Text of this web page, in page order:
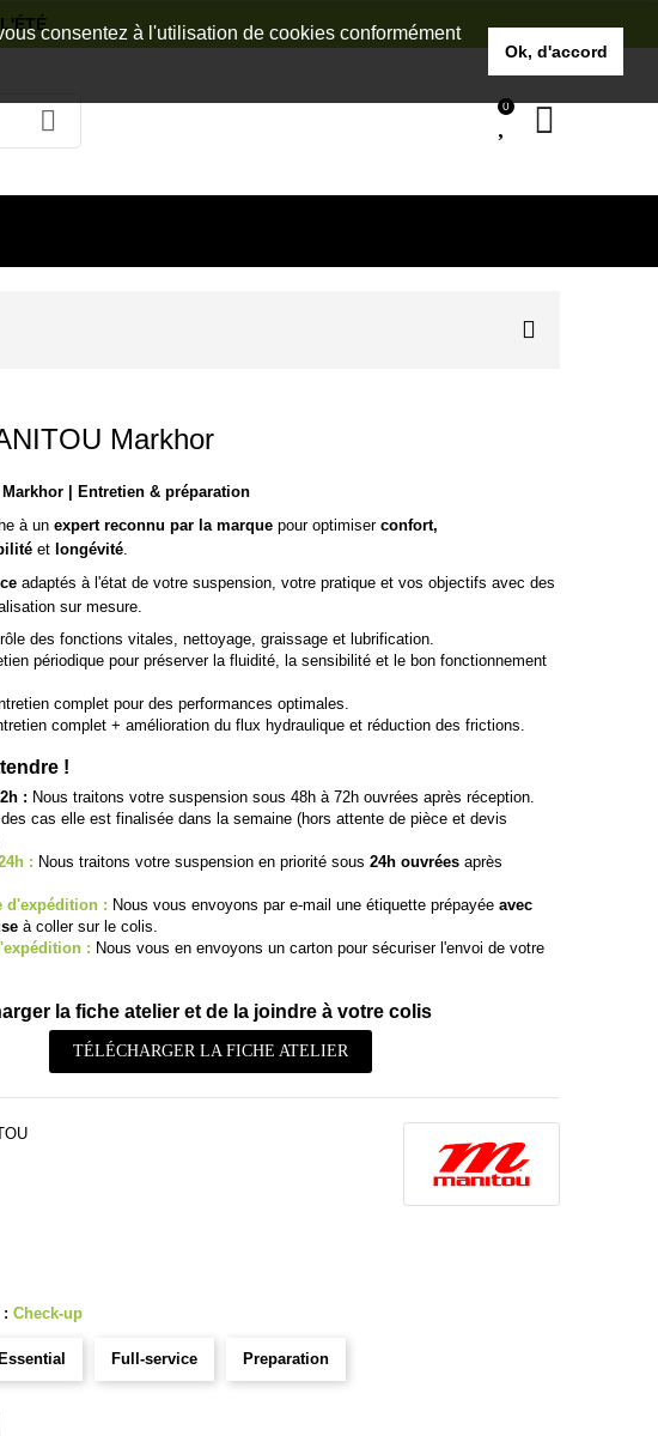
consentez à l'utilisation de cookies conformément
Ok, d'accord
0
Markhor
Markhor | Entretien & préparation
à un expert reconnu par la marque pour optimiser confort,
et longévité
adaptés à l'état de votre suspension, votre pratique et vos objectifs avec des
sur mesure.
des fonctions vitales, nettoyage, graissage et lubrification.
périodique pour préserver la fluidité, la sensibilité et le bon fonctionnement
complet pour des performances optimales.
complet + amélioration du flux hydraulique et réduction des frictions.
!
: Nous traitons votre suspension sous 48h à 72h ouvrées après réception.
cas elle est finalisée dans la semaine (hors attente de pièce et devis
: Nous traitons votre suspension en priorité sous 24h ouvrées après
d'expédition : Nous vous envoyons par e-mail une étiquette prépayée avec
à coller sur le colis.
: Nous vous en envoyons un carton pour sécuriser l'envoi de votre
la fiche atelier et de la joindre à votre colis
TÉLÉCHARGER LA FICHE ATELIER
: Check-up
Essential Full-service Preparation